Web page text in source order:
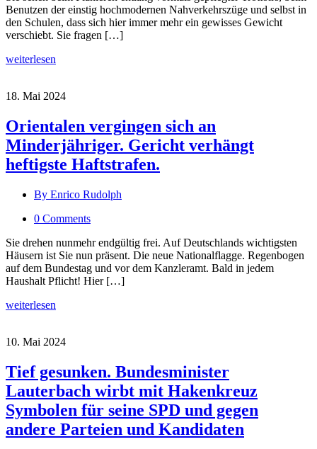
Benutzen der einstig hochmodernen Nahverkehrszüge und selbst in
den Schulen, dass sich hier immer mehr ein gewisses Gewicht
verschiebt. Sie fragen […]
weiterlesen
18. Mai 2024
Orientalen vergingen sich an
Minderjähriger. Gericht verhängt
heftigste Haftstrafen.
By Enrico Rudolph
0 Comments
Sie drehen nunmehr endgültig frei. Auf Deutschlands wichtigsten
Häusern ist Sie nun präsent. Die neue Nationalflagge. Regenbogen
auf dem Bundestag und vor dem Kanzleramt. Bald in jedem
Haushalt Pflicht! Hier […]
weiterlesen
10. Mai 2024
Tief gesunken. Bundesminister
Lauterbach wirbt mit Hakenkreuz
Symbolen für seine SPD und gegen
andere Parteien und Kandidaten